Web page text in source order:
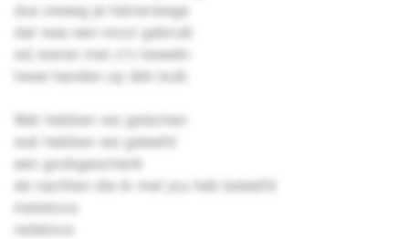
dus zweeg je halverwege
dat was een mooi gebruik
wij waren met z'n tweeën
twee handen op één buik
Wat hebben we gelachen
wat hebben we geleefd
een godsgeschenk
de nachten die ik met jou heb beleefd
mateloos
redeloos